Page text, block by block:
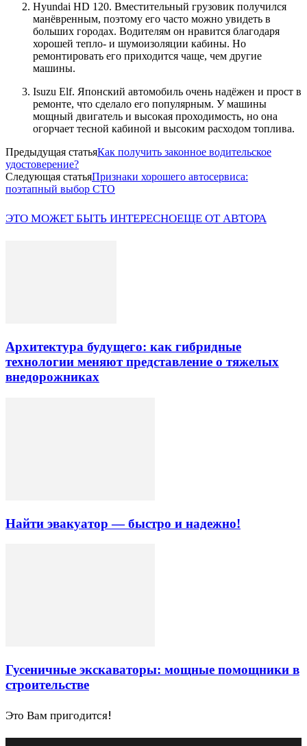
Hyundai HD 120. Вместительный грузовик получился
манёвренным, поэтому его часто можно увидеть в
больших городах. Водителям он нравится благодаря
хорошей тепло- и шумоизоляции кабины. Но
ремонтировать его приходится чаще, чем другие
машины.
Isuzu Elf. Японский автомобиль очень надёжен и прост в
ремонте, что сделало его популярным. У машины
мощный двигатель и высокая проходимость, но она
огорчает тесной кабиной и высоким расходом топлива.
Предыдущая статьяКак получить законное водительское
удостоверение?
Следующая статьяПризнаки хорошего автосервиса:
поэтапный выбор СТО
ЭТО МОЖЕТ БЫТЬ ИНТЕРЕСНОЕЩЕ ОТ АВТОРА
Архитектура будущего: как гибридные
технологии меняют представление о тяжелых
внедорожниках
Найти эвакуатор — быстро и надежно!
Гусеничные экскаваторы: мощные помощники в
строительстве
Это Вам пригодится!